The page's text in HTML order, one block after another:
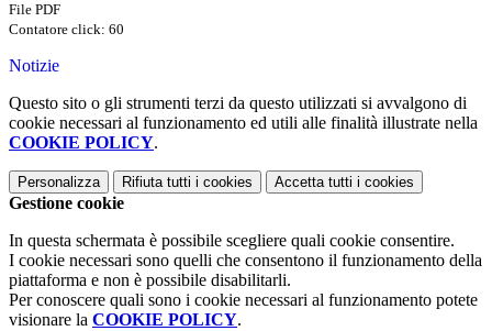
File PDF
Contatore click: 60
Notizie
Questo sito o gli strumenti terzi da questo utilizzati si avvalgono di
cookie necessari al funzionamento ed utili alle finalità illustrate nella
COOKIE POLICY.
Personalizza Rifiuta tutti i cookies Accetta tutti i cookies
Gestione cookie
In questa schermata è possibile scegliere quali cookie consentire.
I cookie necessari sono quelli che consentono il funzionamento della
piattaforma e non è possibile disabilitarli.
Per conoscere quali sono i cookie necessari al funzionamento potete
visionare la COOKIE POLICY.